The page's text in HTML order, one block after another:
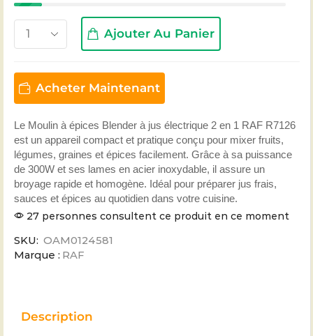
Ajouter Au Panier
Acheter Maintenant
Le Moulin à épices Blender à jus électrique 2 en 1 RAF R7126
est un appareil compact et pratique conçu pour mixer fruits,
légumes, graines et épices facilement. Grâce à sa puissance
de 300W et ses lames en acier inoxydable, il assure un
broyage rapide et homogène. Idéal pour préparer jus frais,
sauces et épices au quotidien dans votre cuisine.
27 personnes consultent ce produit en ce moment
SKU: OAM0124581
Marque : RAF
Description